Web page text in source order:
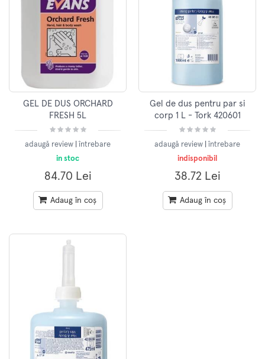
GEL DE DUS ORCHARD
FRESH 5L
adaugă review
întrebare
in stoc
84.70 Lei
Adaug în coș
Gel de dus pentru par si
corp 1 L - Tork 420601
adaugă review
întrebare
indisponibil
38.72 Lei
Adaug în coș